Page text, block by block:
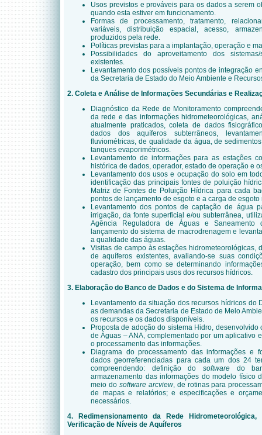
Usos previstos e prováveis para os dados a serem
quando esta estiver em funcionamento.
Formas de processamento, tratamento,
variáveis, distribuição espacial, acesso,
produzidos pela rede.
Políticas previstas para a implantação, operação e
Possibilidades do aproveitamento dos
existentes.
Levantamento dos possíveis pontos de integração
da Secretaria de Estado do Meio Ambiente e
2. Coleta e Análise de Informações Secundárias e
Diagnóstico da Rede de Monitoramento
da rede e das informações hidrometeorológicas,
atualmente praticados, coleta de dados
dados dos aquíferos subterrâneos,
fluviométricas, de qualidade da água, de
tanques evaporimétricos.
Levantamento de informações para as estações
histórica de dados, operador, estado de operação e
Levantamento dos usos e ocupação do solo em
identificação das principais fontes de poluição
Matriz de Fontes de Poluição Hídrica para cada
pontos de lançamento de esgoto e a carga de esgoto
Levantamento dos pontos de captação de água
irrigação, da fonte superficial e/ou subterrânea,
Agência Reguladora de Águas e Saneamento
lançamento do sistema de rnacrodrenagem e
a qualidade das águas.
Visitas de campo às estações hidrometeorológicas,
de aquíferos existentes, avaliando-se suas
operação, bem como se determinando
cadastro dos principais usos dos recursos hídricos.
3. Elaboração do Banco de Dados e do Sistema de
Levantamento da situação dos recursos hídricos do
as demandas da Secretaria de Estado de Melo
os recursos e os dados disponíveis.
Proposta de adoção do sistema Hidro,
de Águas – ANA, complementado por um aplicativo
o processamento das informações.
Diagrama do processamento das informações e
dados georreferenciadas para cada um dos 24
compreendendo: definição do software do
armazenamento das informações do modelo físico
meio do software arcview, de rotinas para
de mapas e relatórios; e especificações e
necessários.
4. Redimensionamento da Rede
Verificação de Níveis de Aquíferos